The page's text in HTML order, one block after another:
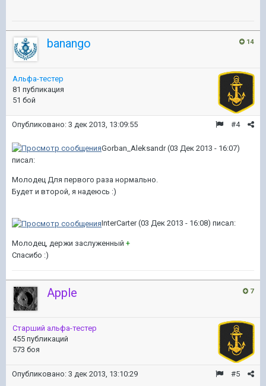
14
banango
Альфа-тестер
81 публикация
51 бой
#4
Опубликовано: 3 дек 2013, 13:09:55
Gorban_Aleksandr (03 Дек 2013 - 16:07)
писал:
Молодец Для первого раза нормально.
Будет и второй, я надеюсь :)
InterCarter (03 Дек 2013 - 16:08) писал:
Молодец, держи заслуженный +
Спасибо :)
7
Apple
Старший альфа-тестер
455 публикаций
573 боя
#5
Опубликовано: 3 дек 2013, 13:10:29